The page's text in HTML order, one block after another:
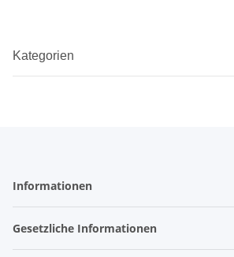
Kategorien
Informationen
Gesetzliche Informationen